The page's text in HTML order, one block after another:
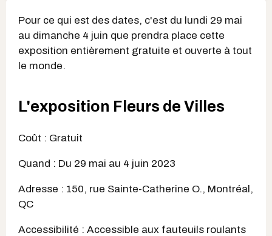
Pour ce qui est des dates, c'est du lundi 29 mai
au dimanche 4 juin que prendra place cette
exposition entièrement gratuite et ouverte à tout
le monde.
L'exposition Fleurs de Villes
Coût : Gratuit
Quand : Du 29 mai au 4 juin 2023
Adresse : 150, rue Sainte-Catherine O., Montréal,
QC
Accessibilité : Accessible aux fauteuils roulants